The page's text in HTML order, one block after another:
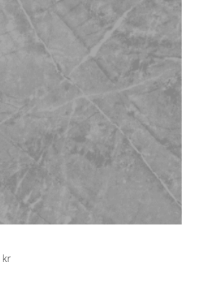
krPrice